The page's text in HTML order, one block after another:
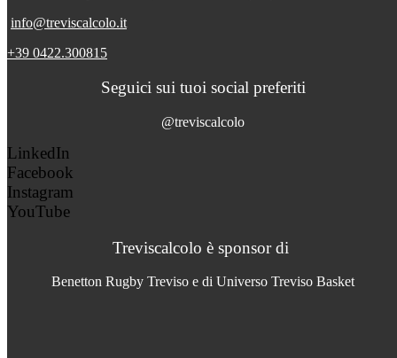
info@treviscalcolo.it
+39 0422.300815
Seguici sui tuoi social preferiti
@treviscalcolo
LinkedIn
Facebook
Instagram
YouTube
Treviscalcolo è sponsor di
Benetton Rugby Treviso e di Universo Treviso Basket